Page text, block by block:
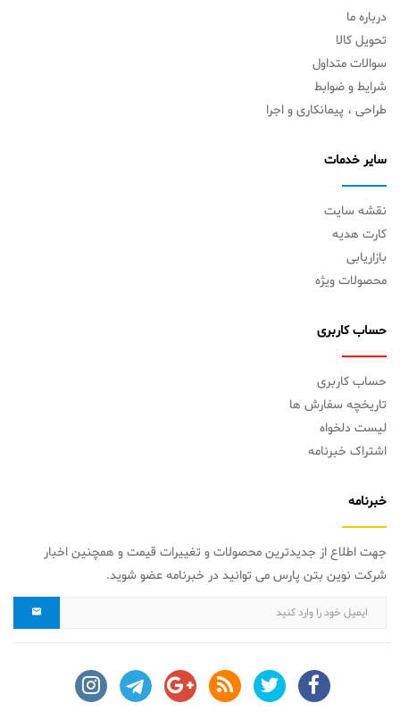
درباره ما
تحویل کالا
سوالات متداول
شرایط و ضوابط
طراحی ، پیمانکاری و اجرا
سایر خدمات
نقشه سایت
کارت هدیه
بازاریابی
محصولات ویژه
حساب کاربری
حساب کاربری
تاریخچه سفارش ها
لیست دلخواه
اشتراک خبرنامه
خبرنامه
جهت اطلاع از جدیدترین محصولات و تغییرات قیمت و همچنین اخبار
شرکت نوین بتن پارس می توانید در خبرنامه عضو شوید.